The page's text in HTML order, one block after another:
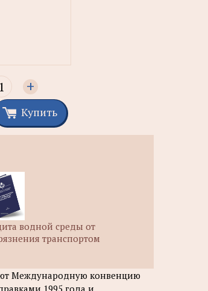
+
Купить
водной среды от
транспортом
Международную конвенцию
1995 года и